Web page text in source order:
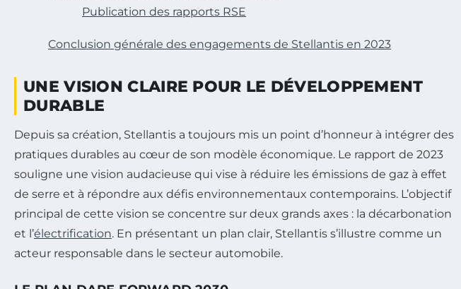
Publication des rapports RSE
Conclusion générale des engagements de Stellantis en 2023
UNE VISION CLAIRE POUR LE DÉVELOPPEMENT
DURABLE
Depuis sa création, Stellantis a toujours mis un point d’honneur à intégrer des
pratiques durables au cœur de son modèle économique. Le rapport de 2023
souligne une vision audacieuse qui vise à réduire les émissions de gaz à effet
de serre et à répondre aux défis environnementaux contemporains. L’objectif
principal de cette vision se concentre sur deux grands axes : la décarbonation
et l’électrification. En présentant un plan clair, Stellantis s’illustre comme un
acteur responsable dans le secteur automobile.